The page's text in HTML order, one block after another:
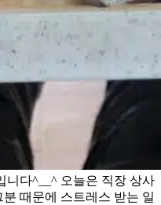
니다^__^ 오늘은 직장 상사
때문에 스트레스 받는 일